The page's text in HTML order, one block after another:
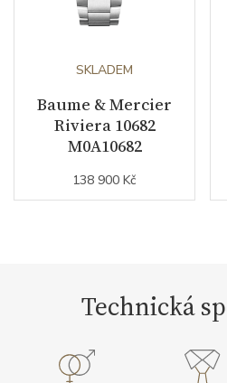
SKLADEM
Baume & Mercier
Riviera 10682
M0A10682
138 900 Kč
Technická